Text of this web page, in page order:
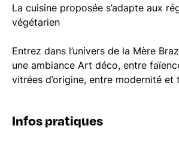
La cuisine proposée s’adapte aux
végétarien
Entrez dans l’univers de la Mère
une ambiance Art déco, entre
vitrées d’origine, entre modernité et
Infos pratiques